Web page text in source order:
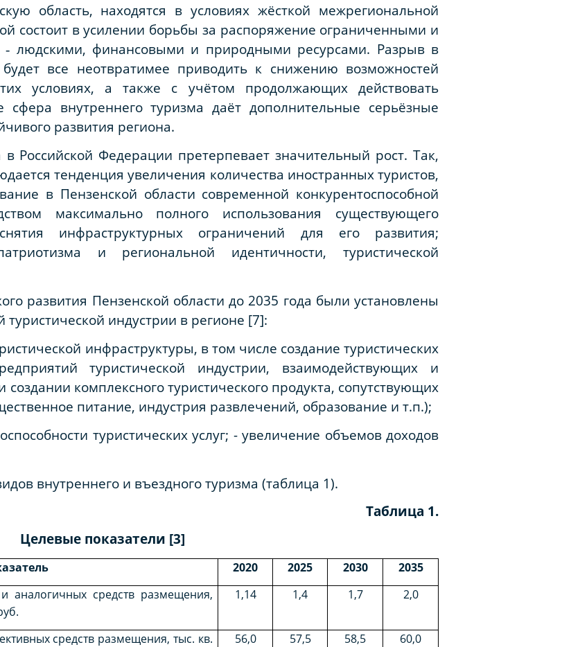
область, находятся в условиях жёсткой межрегиональной
состоит в усилении борьбы за распоряжение ограниченными и
людскими, финансовыми и природными ресурсами. Разрыв в
все неотвратимее приводить к снижению возможностей
условиях, а также с учётом продолжающих действовать
внутреннего туризма даёт дополнительные серьёзные
развития региона.
Российской Федерации претерпевает значительный рост. Так,
тенденция увеличения количества иностранных туристов,
в Пензенской области современной конкурентоспособной
максимально полного использования существующего
инфраструктурных ограничений для его развития;
и региональной идентичности, туристической
развития Пензенской области до 2035 года были установлены
индустрии в регионе [7]:
инфраструктуры, в том числе создание туристических
туристической индустрии, взаимодействующих и
комплексного туристического продукта, сопутствующих
питание, индустрия развлечений, образование и т.п.);
туристических услуг; - увеличение объемов доходов
внутреннего и въездного туризма (таблица 1).
Таблица 1.
Целевые показатели [3]
2020 2025 2030
2035
аналогичных средств размещения,
1,14 1,4 1,7 2,0
средств размещения, тыс. кв.
56,0 57,5 58,5 60,0